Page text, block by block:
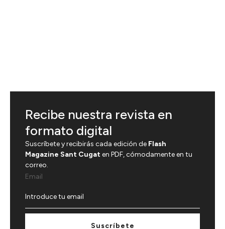
Recibe nuestra revista en
formato digital
Suscríbete y recibirás cada edición de Flash
Magazine Sant Cugaten PDF, cómodamente en tu
correo.
Email
Suscríbete